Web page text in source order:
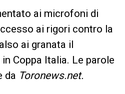
ai microfoni di
ai rigori contro la
ai granata il
Coppa Italia. Le parole
da Toronews.net.